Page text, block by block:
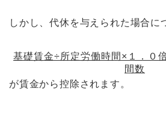
しかし、代休を与えられた場合に
基礎賃金÷所定労働時間×１．０
間数
が賃金から控除されます。